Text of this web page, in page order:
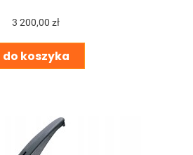
3 200,00 zł
do koszyka